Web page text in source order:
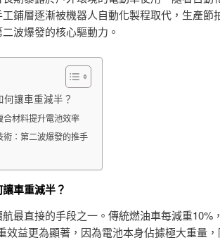
鋪層逐漸被機器人自動化製程取代，生產節
波爆發的核心驅動力。
讓車重減半？
合材料提升電池效率
術：第二波爆發的推手
車重減半？
最直接的手段之一。傳統燃油車每減重10%
效益更為顯著，因為電池本身佔據極大重量